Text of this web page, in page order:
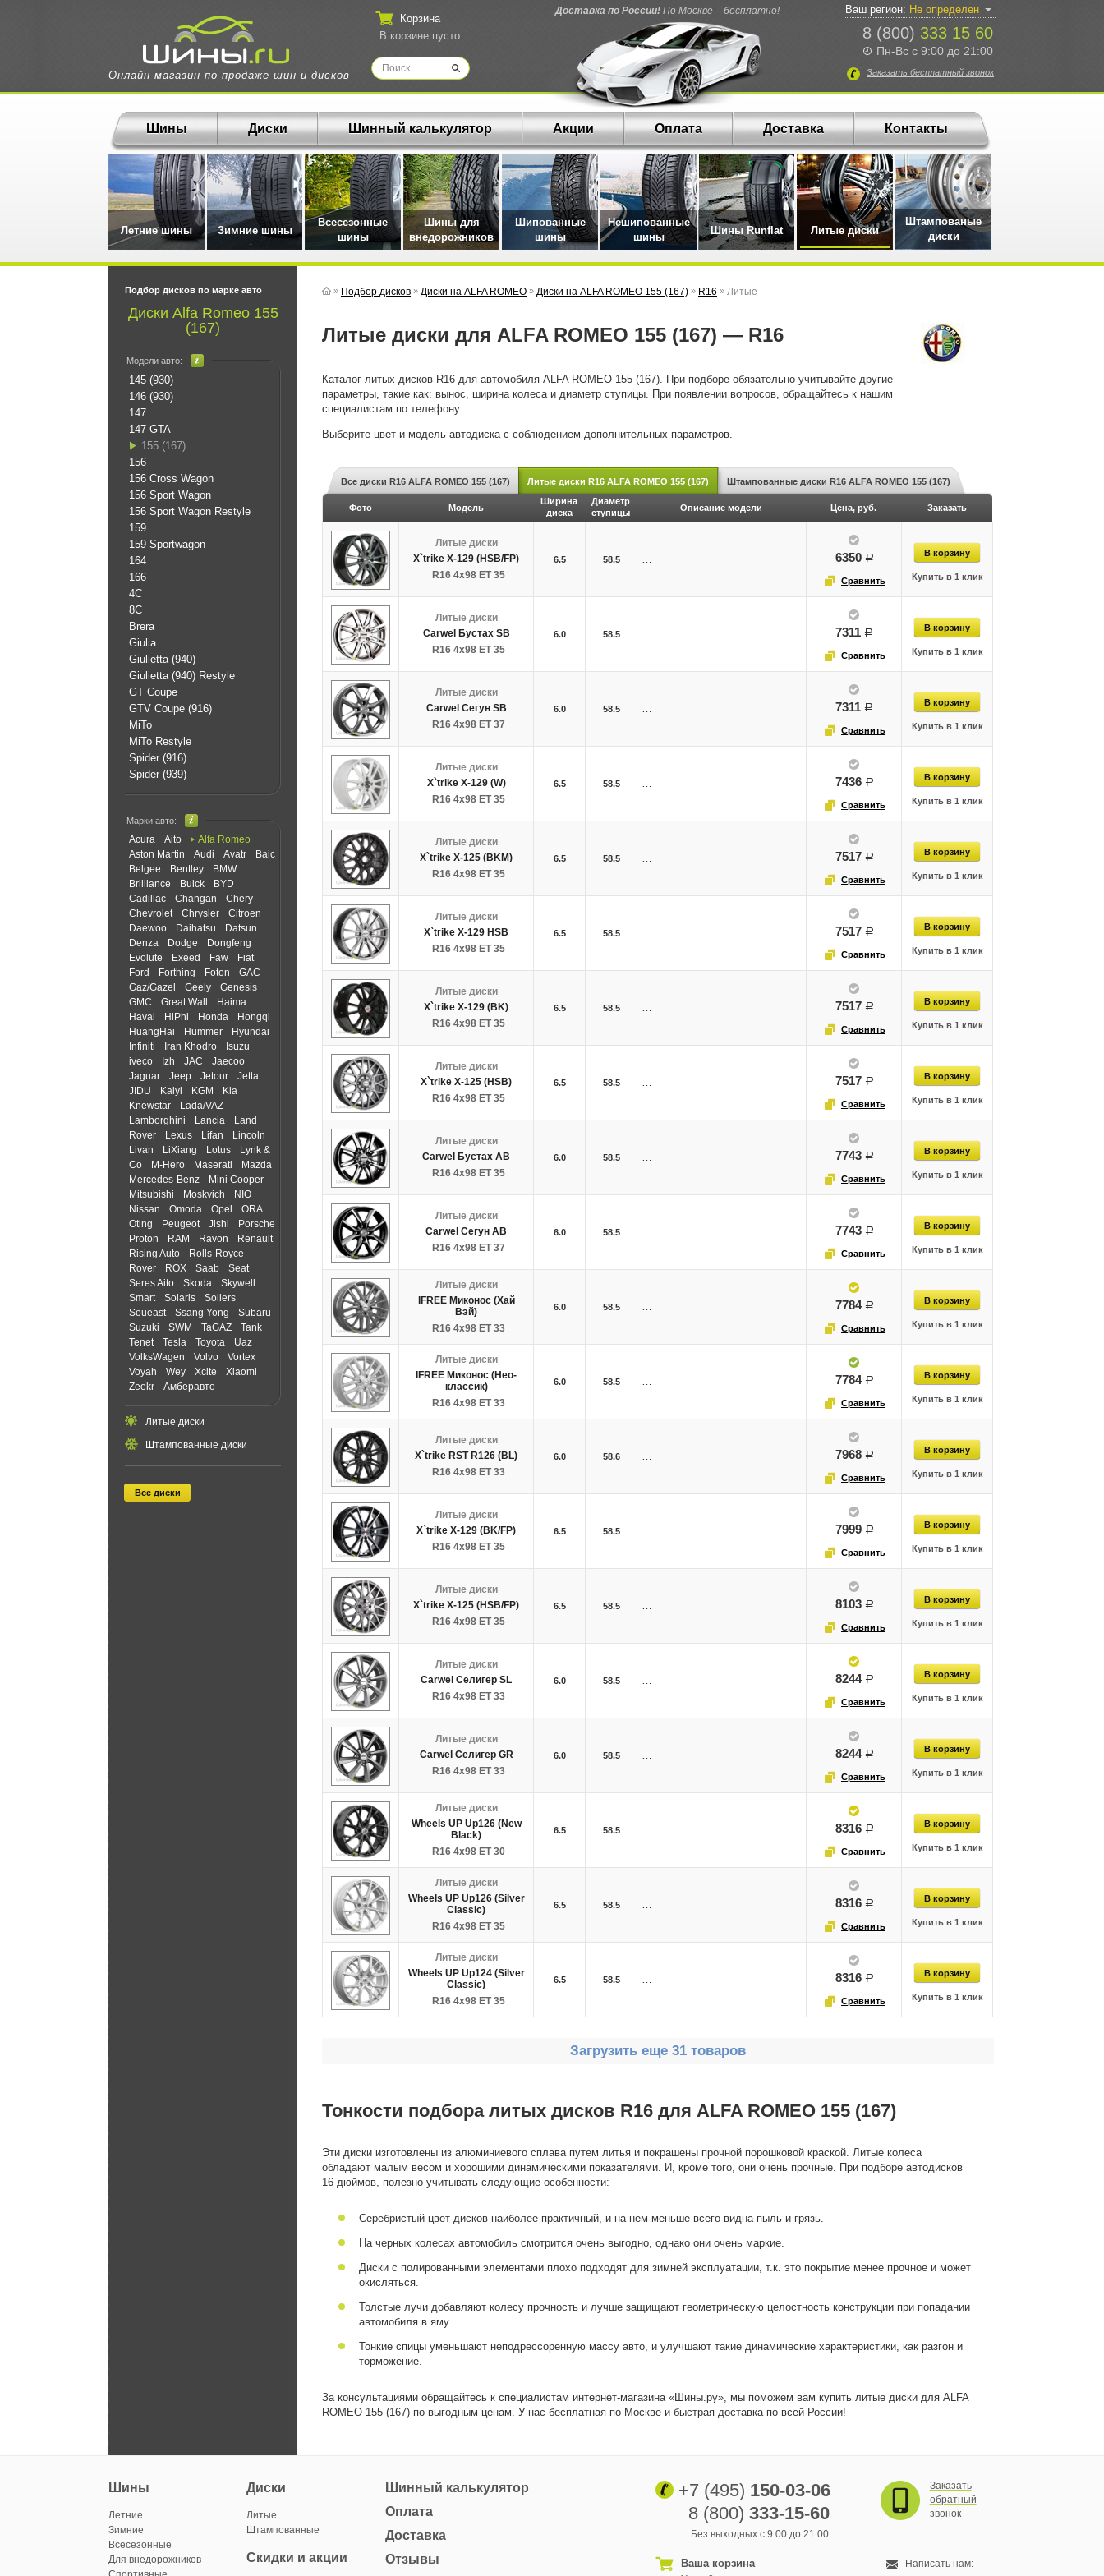
Онлайн магазин по продаже шин и дисков
Доставка по России! По Москве – бесплатно!
8 (800) 333 15 60
Пн-Вс с 9:00 до 21:00
Заказать бесплатный звонок
Корзина
В корзине пусто.
Ваш регион: Не определен
Шины Диски Шинный калькулятор Акции Оплата Доставка Контакты
Летние шины Зимние шины
Всесезонные
шины
Шины для
внедорожников
Шипованные
шины
Нешипованные
шины
Шины Runflat Литые диски
Штампованые
диски
Подбор дисков по марке авто
Диски Alfa Romeo 155
(167)
Модели авто:
145 (930)
146 (930)
147
147 GTA
155 (167)
156
156 Cross Wagon
156 Sport Wagon
156 Sport Wagon Restyle
159
159 Sportwagon
164
166
4C
8C
Brera
Giulia
Giulietta (940)
Giulietta (940) Restyle
GT Coupe
GTV Coupe (916)
MiTo
MiTo Restyle
Spider (916)
Spider (939)
Марки авто:
Acura Aito
Alfa Romeo
Aston Martin
Audi Avatr
Baic
Belgee
Bentley
BMW
Brilliance
Buick
BYD
Cadillac
Changan
Chery
Chevrolet
Chrysler
Citroen
Daewoo
Daihatsu
Datsun
Denza
Dodge
Dongfeng
Evolute
Exeed Faw
Fiat
Ford
Forthing Foton
GAC
Gaz/Gazel
Geely
Genesis
GMC
Great Wall
Haima
Haval
HiPhi Honda
Hongqi
HuangHai
Hummer
Hyundai
Infiniti
Iran Khodro
Isuzu
iveco
Izh JAC
Jaecoo
Jaguar
Jeep Jetour
Jetta
JIDU
Kaiyi KGM
Kia
Knewstar
Lada/VAZ
Lamborghini
Lancia
Land
Rover
Lexus Lifan
Lincoln
Livan
LiXiang Lotus
Lynk &
Co
M-Hero Maserati
Mazda
Mercedes-Benz
Mini Cooper
Mitsubishi
Moskvich
NIO
Nissan
Omoda Opel
ORA
Oting
Peugeot Jishi
Porsche
Proton
RAM Ravon
Renault
Rising Auto
Rolls-Royce
Rover
ROX Saab
Seat
Seres Aito
Skoda
Skywell
Smart
Solaris
Sollers
Soueast
Ssang Yong
Subaru
Suzuki
SWM TaGAZ
Tank
Tenet
Tesla Toyota
Uaz
VolksWagen
Volvo
Vortex
Voyah
Wey Xcite
Xiaomi
Zeekr
Амберавто
Литые диски
Штампованные диски
Все диски
» Подбор дисков » Диски на ALFA ROMEO » Диски на ALFA ROMEO 155 (167) » R16 » Литые
Литые диски для ALFA ROMEO 155 (167) — R16
Каталог литых дисков R16 для автомобиля ALFA ROMEO 155 (167). При подборе обязательно учитывайте другие
параметры, такие как: вынос, ширина колеса и диаметр ступицы. При появлении вопросов, обращайтесь к нашим
специалистам по телефону.
Выберите цвет и модель автодиска с соблюдением дополнительных параметров.
Все диски R16 ALFA ROMEO 155 (167) Литые диски R16 ALFA ROMEO 155 (167) Штампованные диски R16 ALFA ROMEO 155 (167)
Фото Модель
Ширина
диска
Диаметр
ступицы
Описание модели Цена, руб. Заказать
Литые диски
X`trike X-129 (HSB/FP)
R16 4x98 ET 35
6.5 58.5 … 6350 руб.
Литые диски
Carwel Бустах SB
R16 4x98 ET 35
6.0 58.5 … 7311 руб.
Литые диски
Carwel Сегун SB
R16 4x98 ET 37
6.0 58.5 … 7311 руб.
Литые диски
X`trike X-129 (W)
R16 4x98 ET 35
6.5 58.5 … 7436 руб.
Литые диски
X`trike X-125 (BKM)
R16 4x98 ET 35
6.5 58.5 … 7517 руб.
Литые диски
X`trike X-129 HSB
R16 4x98 ET 35
6.5 58.5 … 7517 руб.
Литые диски
X`trike X-129 (BK)
R16 4x98 ET 35
6.5 58.5 … 7517 руб.
Литые диски
X`trike X-125 (HSB)
R16 4x98 ET 35
6.5 58.5 … 7517 руб.
Литые диски
Carwel Бустах AB
R16 4x98 ET 35
6.0 58.5 … 7743 руб.
Литые диски
Carwel Сегун AB
R16 4x98 ET 37
6.0 58.5 … 7743 руб.
Литые диски
IFREE Миконос (Хай
Вэй)
R16 4x98 ET 33
6.0 58.5 … 7784 руб.
Литые диски
IFREE Миконос (Нео-
классик)
R16 4x98 ET 33
6.0 58.5 … 7784 руб.
Литые диски
X`trike RST R126 (BL)
R16 4x98 ET 33
6.0 58.6 … 7968 руб.
Литые диски
X`trike X-129 (BK/FP)
R16 4x98 ET 35
6.5 58.5 … 7999 руб.
Литые диски
X`trike X-125 (HSB/FP)
R16 4x98 ET 35
6.5 58.5 … 8103 руб.
Литые диски
Carwel Селигер SL
R16 4x98 ET 33
6.0 58.5 … 8244 руб.
Литые диски
Carwel Селигер GR
R16 4x98 ET 33
6.0 58.5 … 8244 руб.
Литые диски
Wheels UP Up126 (New
Black)
R16 4x98 ET 30
6.5 58.5 … 8316 руб.
Литые диски
Wheels UP Up126 (Silver
Classic)
R16 4x98 ET 35
6.5 58.5 … 8316 руб.
Литые диски
Wheels UP Up124 (Silver
Classic)
R16 4x98 ET 35
6.5 58.5 … 8316 руб.
Загрузить еще 31 товаров
Тонкости подбора литых дисков R16 для ALFA ROMEO 155 (167)
Эти диски изготовлены из алюминиевого сплава путем литья и покрашены прочной порошковой краской. Литые колеса
обладают малым весом и хорошими динамическими показателями. И, кроме того, они очень прочные. При подборе автодисков
16 дюймов, полезно учитывать следующие особенности:
Серебристый цвет дисков наиболее практичный, и на нем меньше всего видна пыль и грязь.
На черных колесах автомобиль смотрится очень выгодно, однако они очень маркие.
Диски с полированными элементами плохо подходят для зимней эксплуатации, т.к. это покрытие менее прочное и может
окисляться.
Толстые лучи добавляют колесу прочность и лучше защищают геометрическую целостность конструкции при попадании
автомобиля в яму.
Тонкие спицы уменьшают неподрессоренную массу авто, и улучшают такие динамические характеристики, как разгон и
торможение.
За консультациями обращайтесь к специалистам интернет-магазина «Шины.ру», мы поможем вам купить литые диски для ALFA
ROMEO 155 (167) по выгодным ценам. У нас бесплатная по Москве и быстрая доставка по всей России!
Шины
Летние
Зимние
Всесезонные
Для внедорожников
Диски
Литые
Штампованные
Скидки и акции
Шинный калькулятор
Оплата
Доставка
Отзывы
+7 (495) 150-03-06
8 (800) 333-15-60
Без выходных с 9:00 до 21:00
Ваша корзина
Заказать
обратный
звонок
Написать нам: